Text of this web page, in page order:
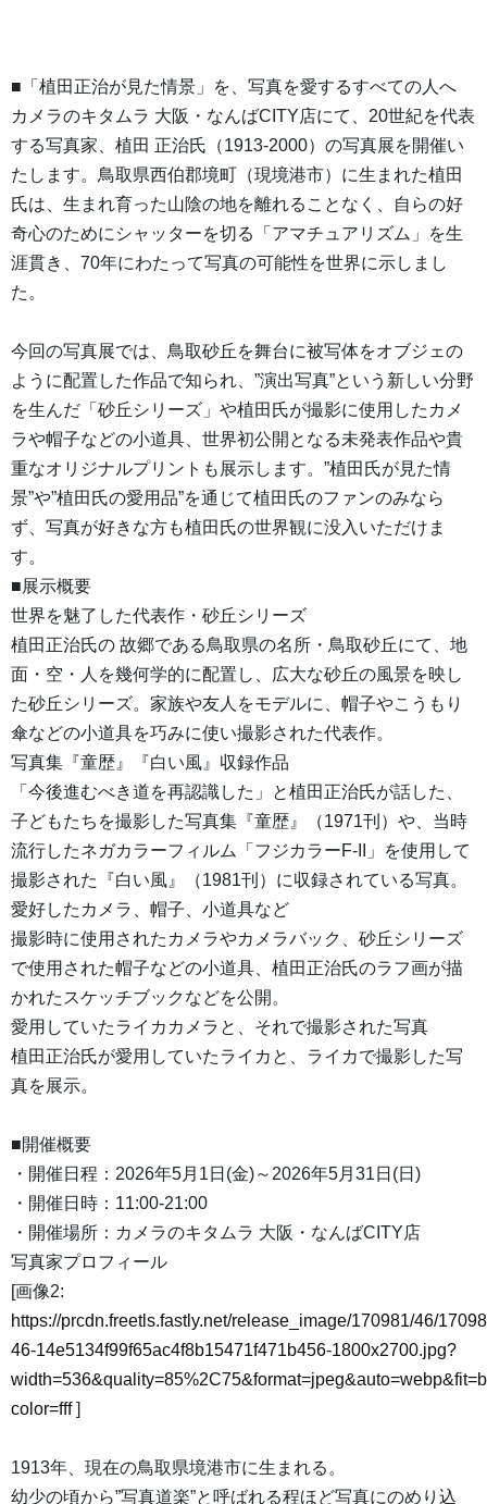
■「植田正治が見た情景」を、写真を愛するすべての人へ
カメラのキタムラ 大阪・なんばCITY店にて、20世紀を代表
する写真家、植田 正治氏（1913-2000）の写真展を開催い
たします。鳥取県西伯郡境町（現境港市）に生まれた植田
氏は、生まれ育った山陰の地を離れることなく、自らの好
奇心のためにシャッターを切る「アマチュアリズム」を生
涯貫き、70年にわたって写真の可能性を世界に示しまし
た。
今回の写真展では、鳥取砂丘を舞台に被写体をオブジェの
ように配置した作品で知られ、”演出写真”という新しい分野
を生んだ「砂丘シリーズ」や植田氏が撮影に使用したカメ
ラや帽子などの小道具、世界初公開となる未発表作品や貴
重なオリジナルプリントも展示します。”植田氏が見た情
景”や”植田氏の愛用品”を通じて植田氏のファンのみなら
ず、写真が好きな方も植田氏の世界観に没入いただけま
す。
■展示概要
世界を魅了した代表作・砂丘シリーズ
植田正治氏の 故郷である鳥取県の名所・鳥取砂丘にて、地
面・空・人を幾何学的に配置し、広大な砂丘の風景を映し
た砂丘シリーズ。家族や友人をモデルに、帽子やこうもり
傘などの小道具を巧みに使い撮影された代表作。
写真集『童歴』『白い風』収録作品
「今後進むべき道を再認識した」と植田正治氏が話した、
子どもたちを撮影した写真集『童歴』（1971刊）や、当時
流行したネガカラーフィルム「フジカラーF-II」を使用して
撮影された『白い風』（1981刊）に収録されている写真。
愛好したカメラ、帽子、小道具など
撮影時に使用されたカメラやカメラバック、砂丘シリーズ
で使用された帽子などの小道具、植田正治氏のラフ画が描
かれたスケッチブックなどを公開。
愛用していたライカカメラと、それで撮影された写真
植田正治氏が愛用していたライカと、ライカで撮影した写
真を展示。
■開催概要
・開催日程：2026年5月1日(金)～2026年5月31日(日)
・開催日時：11:00-21:00
・開催場所：カメラのキタムラ 大阪・なんばCITY店
写真家プロフィール
[画像2:
https://prcdn.freetls.fastly.net/release_image/170981/46/
46-14e5134f99f65ac4f8b15471f471b456-1800x2700.jpg?
color=fff]
1913年、現在の鳥取県境港市に生まれる。
幼少の頃から”写真道楽”と呼ばれる程ほど写真にのめり込